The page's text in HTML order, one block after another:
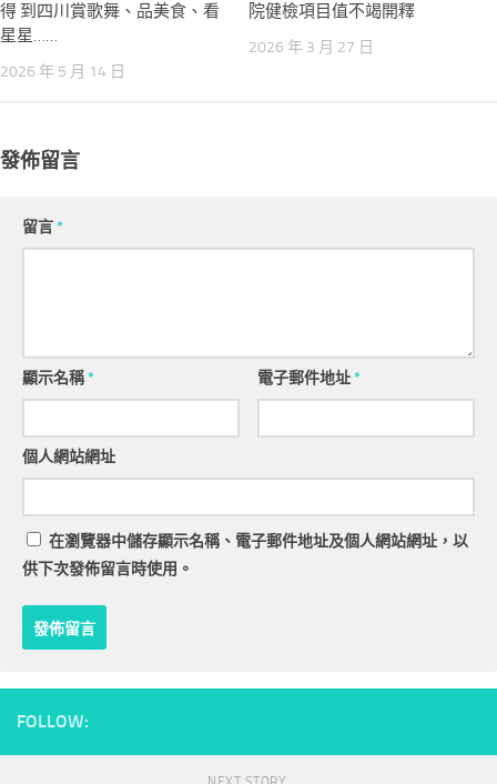
得 到四川賞歌舞、品美食、看
星星……
2026 年 5 月 14 日
院健檢項目值不竭開釋
2026 年 3 月 27 日
發佈留言
留言*
顯示名稱* 電子郵件地址*
個人網站網址
在瀏覽器中儲存顯示名稱、電子郵件地址及個人網站網址，以
供下次發佈留言時使用。
FOLLOW: